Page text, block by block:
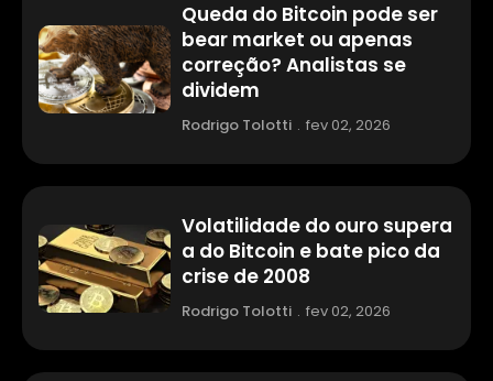
Queda do Bitcoin pode ser
bear market ou apenas
correção? Analistas se
dividem
Rodrigo Tolotti . fev 02, 2026
Volatilidade do ouro supera
a do Bitcoin e bate pico da
crise de 2008
Rodrigo Tolotti . fev 02, 2026